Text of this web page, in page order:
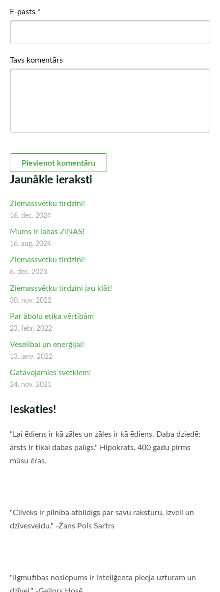
Jaunākie ieraksti
Ziemassvētku tirdziņi!
16. dec. 2024
Mums ir labas ZIŅAS!
16. aug. 2024
Ziemassvētku tirdziņi!
6. dec. 2023
Ziemassvētku tirdziņi jau klāt!
30. nov. 2022
Par ābolu etiķa vērtībām
23. febr. 2022
Veselībai un enerģijai!
13. janv. 2022
Gatavojamies svētkiem!
24. nov. 2021
Ieskaties!
"Lai ēdiens ir kā zāles un zāles ir kā ēdiens. Daba dziedē:
ārsts ir tikai dabas palīgs." Hipokrats, 400 gadu pirms
mūsu ēras.
"Cilvēks ir pilnībā atbildīgs par savu raksturu, izvēli un
dzīvesveidu." -Žans Pols Sartrs
"Ilgmūžības noslēpums ir inteliģenta pieeja uzturam un
E-pasts *
Tavs komentārs